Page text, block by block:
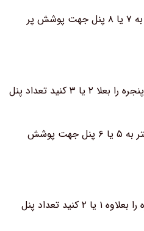
برای مثال:پنجره با عرض ۳ متر به ۷ یا ۸ پنل جهت پوشش پر
برای حالت چین متوسط عرض پنجره را بعلا ۲ یا ۳ کنید تعداد پنل
برای مثال:پنجره با عرض ۲/۵ متر به ۵ یا ۶ پنل جهت پوشش
برای حالت کم چین عرض پنجره را بعلاوه ۱ یا ۲ کنید تعداد پنل